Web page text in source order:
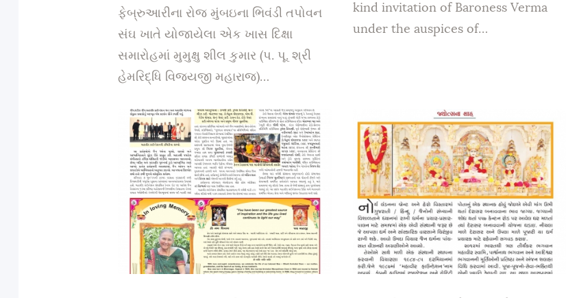
ફેબ્રુઆરીના રોજ મુંબઇના ભિવંડી તપોવન
સંઘ ખાતે યોજાયેલા એક ખાસ દિક્ષા
સમારોહમાં મુમુક્ષુ શીલ કુમાર (પ. પૂ. શ્રી
હેમરિદ્ધિ વિજયજી મહારાજ)…
kind invitation of Baroness Verma
under the auspices of…